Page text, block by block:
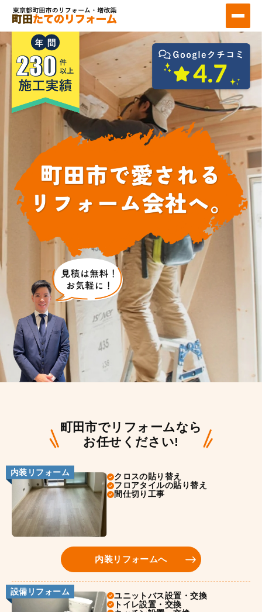
町田市でリフォームなら
お任せください!
内装リフォーム
クロスの貼り替え
フロアタイルの貼り替え
間仕切り工事
内装リフォームへ
設備リフォーム
ユニットバス設置・交換
トイレ設置・交換